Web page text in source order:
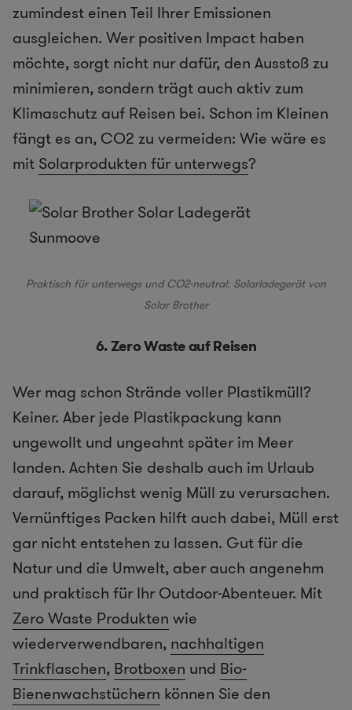
zumindest einen Teil Ihrer Emissionen
ausgleichen. Wer positiven Impact haben
möchte, sorgt nicht nur dafür, den Ausstoß zu
minimieren, sondern trägt auch aktiv zum
Klimaschutz auf Reisen bei. Schon im Kleinen
fängt es an, CO2 zu vermeiden: Wie wäre es
mit Solarprodukten für unterwegs?
Praktisch für unterwegs und CO2-neutral: Solarladegerät von
Solar Brother
6. Zero Waste auf Reisen
Wer mag schon Strände voller Plastikmüll?
Keiner. Aber jede Plastikpackung kann
ungewollt und ungeahnt später im Meer
landen. Achten Sie deshalb auch im Urlaub
darauf, möglichst wenig Müll zu verursachen.
Vernünftiges Packen hilft auch dabei, Müll erst
gar nicht entstehen zu lassen. Gut für die
Natur und die Umwelt, aber auch angenehm
und praktisch für Ihr Outdoor-Abenteuer. Mit
Zero Waste Produkten wie
wiederverwendbaren, nachhaltigen
Trinkflaschen, Brotboxen und Bio-
Bienenwachstüchern können Sie den